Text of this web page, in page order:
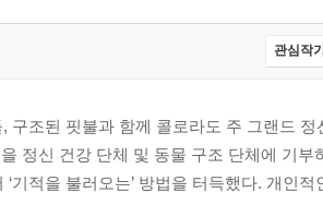
관심작
구조된 핏불과 함께 콜로라도 주 그랜드
정신 건강 단체 및 동물 구조 단체에 기부
기적을 불러오는’ 방법을 터득했다. 개인